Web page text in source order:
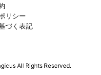
リシー
づく表記
All Rights Reserved.